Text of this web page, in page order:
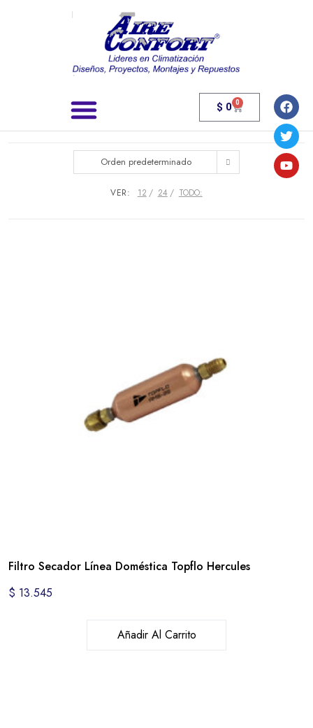
$ 0 0
Orden predeterminado
VER: 12 24 TODO:
Filtro Secador Línea Doméstica Topflo Hercules
$ 13.545
Añadir Al Carrito